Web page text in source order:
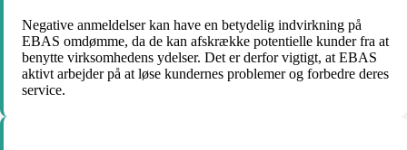
Negative anmeldelser kan have en betydelig indvirkning på
EBAS omdømme, da de kan afskrække potentielle kunder fra at
benytte virksomhedens ydelser. Det er derfor vigtigt, at EBAS
aktivt arbejder på at løse kundernes problemer og forbedre deres
service.